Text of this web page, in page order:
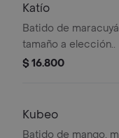
Katío
Batido de
tamaño a elección..
$ 16.800
Kubeo
Batido de mango,